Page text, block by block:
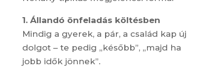
1. Állandó önfeladás költésben
Mindig a gyerek, a pár, a család kap új
dolgot – te pedig „később”, „majd ha
jobb idők jönnek”.